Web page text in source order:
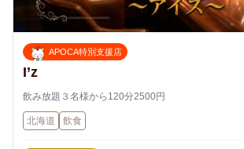
APOCA特別支援店
I’z
飲み放題３名様から120分2500円
北海道 飲食